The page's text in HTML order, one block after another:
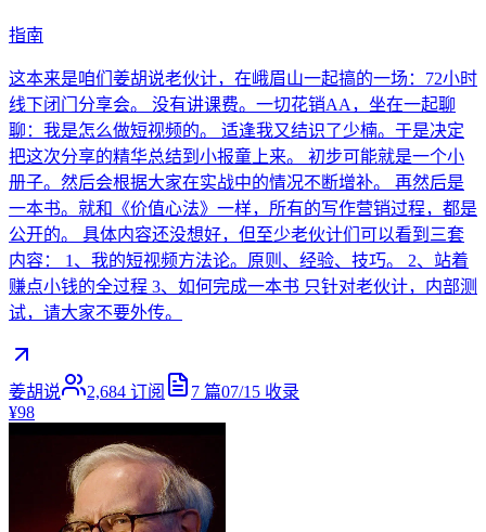
指南
这本来是咱们姜胡说老伙计，在峨眉山一起搞的一场：72小时
线下闭门分享会。 没有讲课费。一切花销AA，坐在一起聊
聊：我是怎么做短视频的。 适逢我又结识了少楠。于是决定
把这次分享的精华总结到小报童上来。 初步可能就是一个小
册子。然后会根据大家在实战中的情况不断增补。 再然后是
一本书。就和《价值心法》一样，所有的写作营销过程，都是
公开的。 具体内容还没想好，但至少老伙计们可以看到三套
内容： 1、我的短视频方法论。原则、经验、技巧。 2、站着
赚点小钱的全过程 3、如何完成一本书 只针对老伙计，内部测
试，请大家不要外传。
姜胡说 2,684 订阅 7 篇07/15 收录
¥98